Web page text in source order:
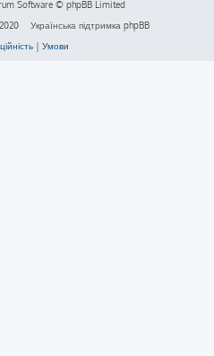
Software © phpBB Limited
Українська підтримка phpBB
| Умови